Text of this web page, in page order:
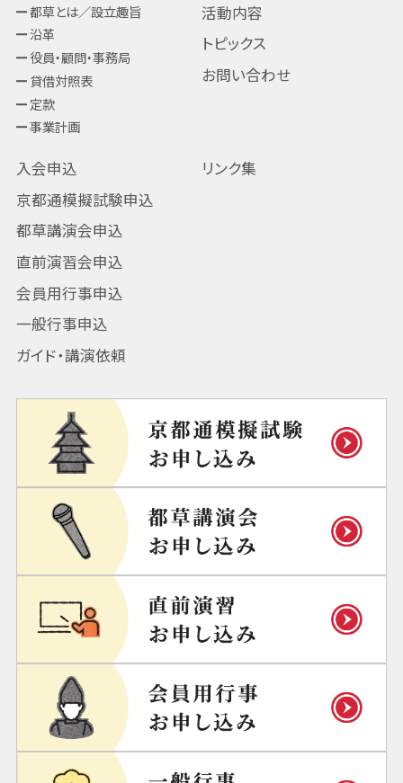
都草とは／設立趣旨
沿革
役員・顧問・事務局
貸借対照表
定款
事業計画
活動内容
トピックス
お問い合わせ
入会申込
京都通模擬試験申込
都草講演会申込
直前演習会申込
会員用行事申込
一般行事申込
ガイド・講演依頼
リンク集